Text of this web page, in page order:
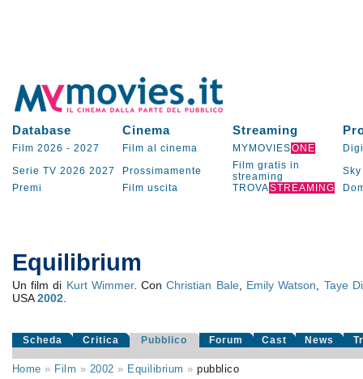
Database Cinema Streaming
Film 2026 - 2027 Film al cinema MYMOVIESONE
Serie TV 2026 2027 Prossimamente
Film gratis in
streaming
Sky
Premi
Film uscita TROVASTREAMING
Equilibrium
Un film di Kurt Wimmer. ConChristian Bale, Emily Watson
Taye
USA2002.
Scheda Critica Pubblico Forum Cast News
Home » Film » 2002 » Equilibrium »pubblico